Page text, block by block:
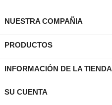
NUESTRA COMPAÑIA
PRODUCTOS
INFORMACIÓN DE LA TIENDA
SU CUENTA